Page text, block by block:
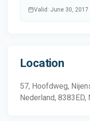
Valid : June 30, 2017
Location
57, Hoofdweg,
Nederland, 8383ED,